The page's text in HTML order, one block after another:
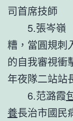
司首席技師
5.張岑嶺
糟，當圓規刺
的自我審視衝
年夜隊二站站
6.范潞霞
養長治市國民